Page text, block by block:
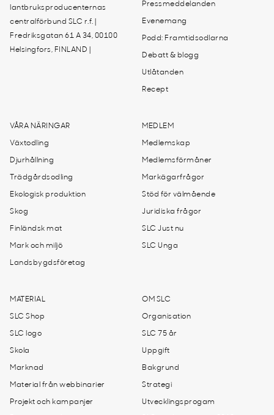
lantbruksproducenternas
centralförbund SLC r.f. |
Fredriksgatan 61 A 34, 00100
Helsingfors, FINLAND |
Pressmeddelanden
Evenemang
Podd: Framtidsodlarna
Debatt & blogg
Utlåtanden
Recept
VÅRA NÄRINGAR
Växtodling
Djurhållning
Trädgårdsodling
Ekologisk produktion
Skog
Finländsk mat
Mark och miljö
Landsbygdsföretag
MEDLEM
Medlemskap
Medlemsförmåner
Markägarfrågor
Stöd för välmående
Juridiska frågor
SLC Just nu
SLC Unga
MATERIAL
SLC Shop
SLC logo
Skola
Marknad
Material från webbinarier
Projekt och kampanjer
OM SLC
Organisation
SLC 75 år
Uppgift
Bakgrund
Strategi
Utvecklingsprogam